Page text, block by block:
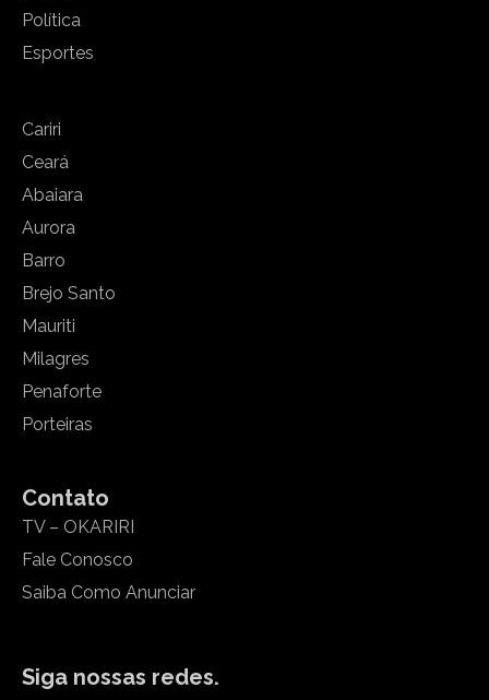
Política
Esportes
Cariri
Ceará
Abaiara
Aurora
Barro
Brejo Santo
Mauriti
Milagres
Penaforte
Porteiras
Contato
TV – OKARIRI
Fale Conosco
Saiba Como Anunciar
Siga nossas redes.